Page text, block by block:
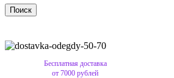
Поиск
Бесплатная доставка
от 7000 рублей